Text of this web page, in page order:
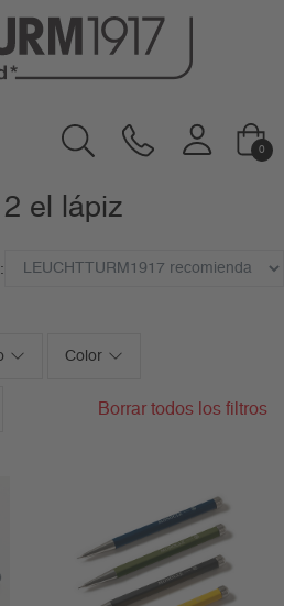
0
el lápiz
Color
Borrar todos los filtros